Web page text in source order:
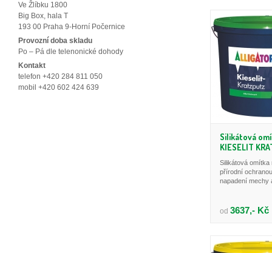
Ve Žlíbku 1800
Big Box, hala T
193 00 Praha 9-Horní Počernice
Provozní doba skladu
Po – Pá dle telenonické dohody
Kontakt
telefon +420 284 811 050
mobil +420 602 424 639
Silikátová
KIESELIT
Silikátová omítka
přírodní
napadení mechy
od 3637,- Kč